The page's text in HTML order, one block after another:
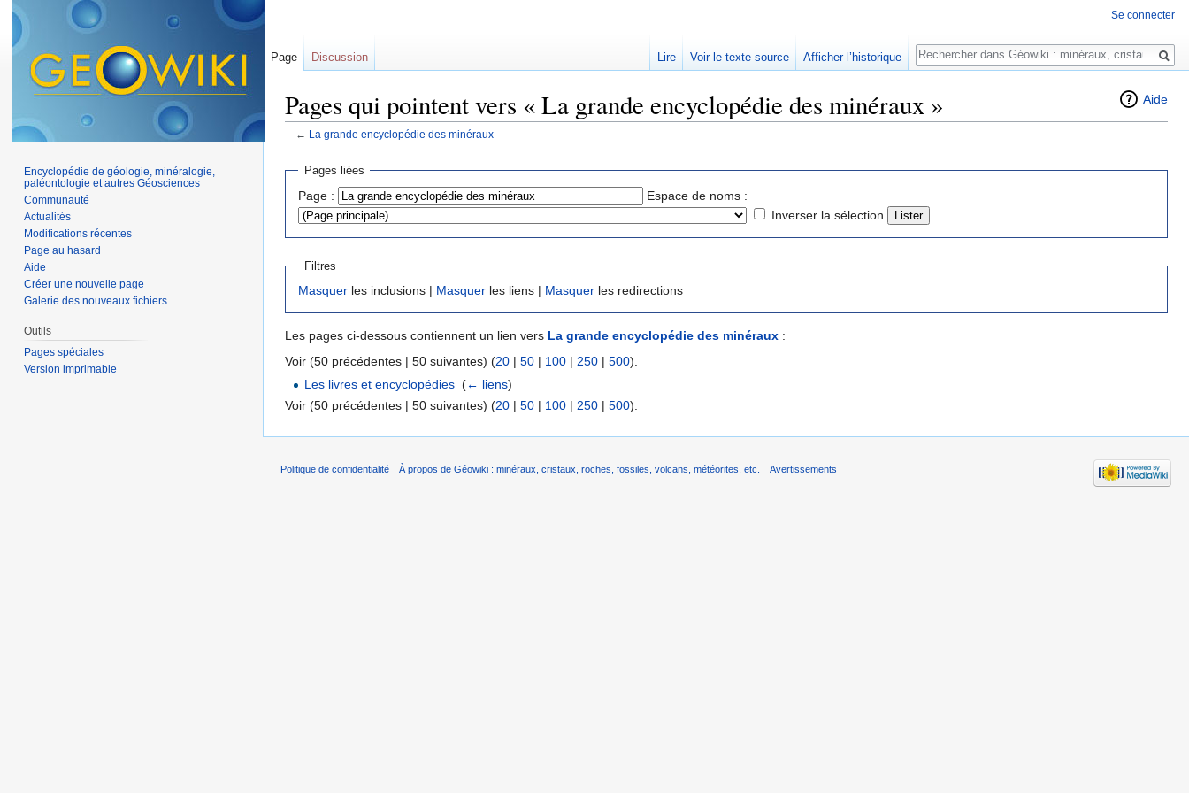
Aide
Pages qui pointent vers « La grande encyclopédie des minéraux »
← La grande encyclopédie des minéraux
Pages liées
Page :
Espace de noms :
Inverser la sélection
Filtres
Masquer les inclusions | Masquer les liens | Masquer les redirections
Les pages ci-dessous contiennent un lien vers La grande encyclopédie des minéraux :
Voir (50 précédentes | 50 suivantes) (20 | 50 | 100 | 250 | 500).
Les livres et encyclopédies ‎(← liens)
Voir (50 précédentes | 50 suivantes) (20 | 50 | 100 | 250 | 500).
Se connecter
Page Discussion Lire Voir le texte source Afficher l’historique
Rechercher
Encyclopédie de géologie, minéralogie,
paléontologie et autres Géosciences
Communauté
Actualités
Modifications récentes
Page au hasard
Aide
Créer une nouvelle page
Galerie des nouveaux fichiers
Outils
Pages spéciales
Version imprimable
Politique de confidentialité À propos de Géowiki : minéraux, cristaux, roches, fossiles, volcans, météorites, etc. Avertissements